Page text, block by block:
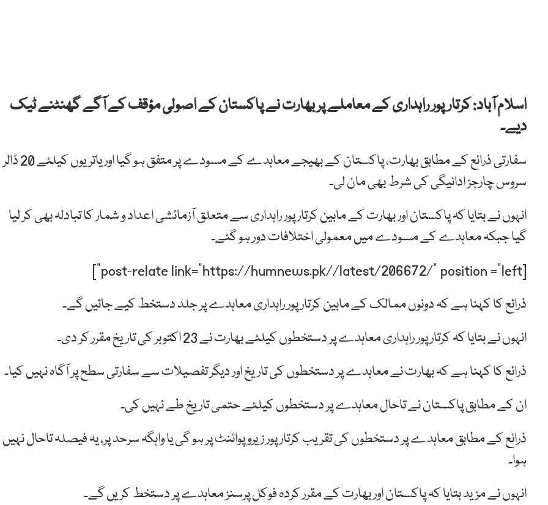
اسلام آباد: کرتارپور راہداری کے معاملے پر بھارت نے پاکستان کے اصولی مؤقف کے آگے گھنٹنے ٹیک
دیے۔
سفارتی ذرائع کے مطابق بھارت، پاکستان کے بھیجے معاہدے کے مسودے پر متفق ہو گیا اور یاتریوں کیلئے 20 ڈالر
سروس چارجز ادائیگی کی شرط بھی مان لی۔
انہوں نے بتایا کہ پاکستان اور بھارت کے مابین کرتارپور راہداری سے متعلق آزمائشی اعداد و شمار کا تبادلہ بھی کر لیا
گیا جبکہ معاہدے کے مسودے میں معمولی اختلافات دور ہو گئے۔
[post-relate link=”https://humnews.pk//latest/206672/” position =”left”]
ذرائع کا کہنا ہے کہ دونوں ممالک کے مابین کرتارپور راہداری معاہدے پر جلد دستخط کیے جائیں گے۔
انہوں نے بتایا کہ کرتارپور راہداری معاہدے پر دستخطوں کیلئے بھارت نے 23 اکتوبر کی تاریخ مقرر کر دی۔
ذرائع کا کہنا ہے کہ بھارت نے معاہدے پر دستخطوں کی تاریخ اور دیگر تفصیلات سے سفارتی سطح پر آگاہ نہیں کیا۔
ان کے مطابق پاکستان نے تاحال معاہدے پر دستخطوں کیلئے حتمی تاریخ طے نہیں کی۔
ذرائع کے مطابق معاہدے پر دستخطوں کی تقریب کرتارپور زیرو پوائنٹ پر ہو گی یا واہگہ سرحد پر، یہ فیصلہ تاحال نہیں
ہوا۔
انہوں نے مزید بتایا کہ پاکستان اور بھارت کے مقرر کردہ فوکل پرسنز معاہدے پر دستخط کریں گے۔